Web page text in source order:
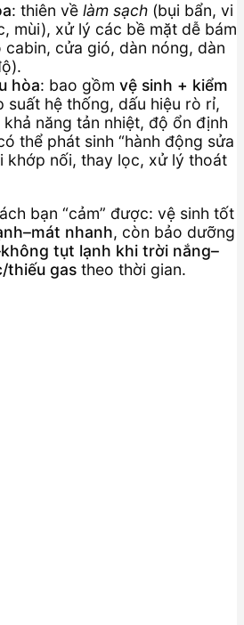
: thiên về làm sạch (bụi bẩn, vi
mùi), xử lý các bề mặt dễ bám
cabin, cửa gió, dàn nóng, dàn
hòa: bao gồm vệ sinh + kiểm
suất hệ thống, dấu hiệu rò rỉ,
năng tản nhiệt, độ ổn định
thể phát sinh “hành động sửa
khớp nối, thay lọc, xử lý thoát
bạn “cảm” được: vệ sinh tốt
nhanh, còn bảo dưỡng
tụt lạnh khi trời nắng–
thiếu gas theo thời gian.